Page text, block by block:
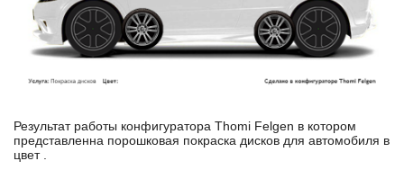
Результат работы конфигуратора Thomi Felgen в котором
представленна порошковая покраска дисков для автомобиля в
цвет .